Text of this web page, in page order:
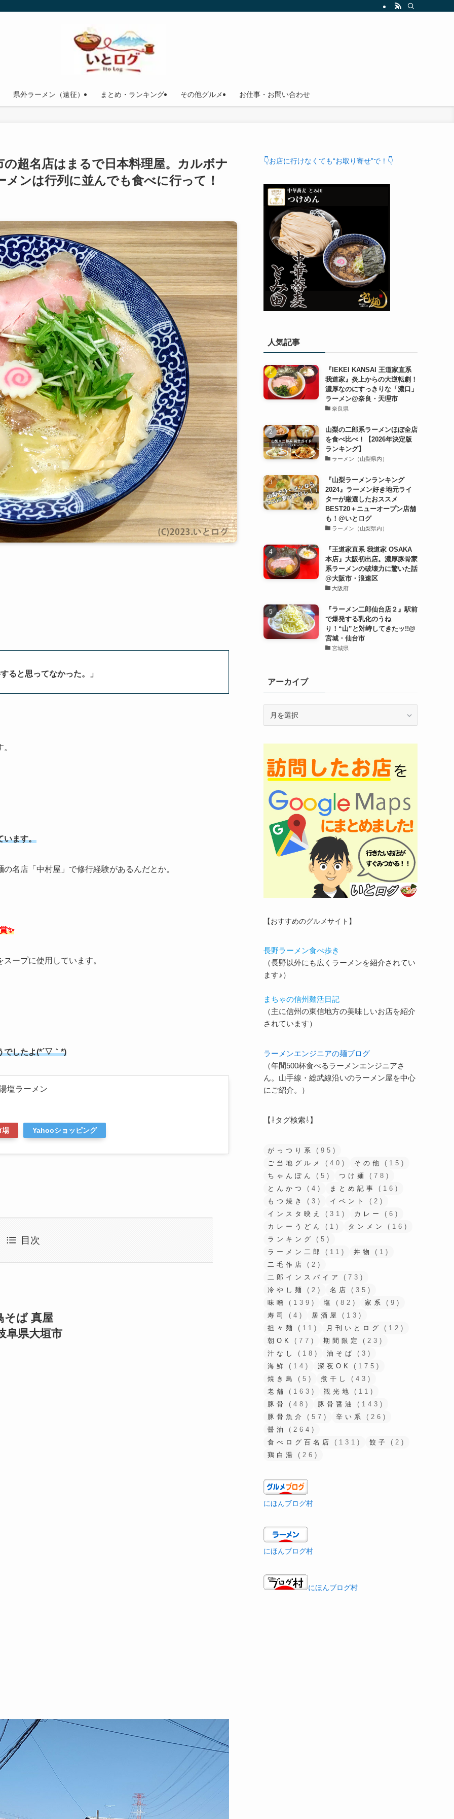
県外ラーメン（遠征） まとめ・ランキング その他グルメ お仕事・お問い合わせ
超名店はまるで日本料理屋。カルボナ
ンは行列に並んでも食べに行って！
ると思ってなかった。 」
います。
名店「中村屋」で修行経験があるんだとか。
✨
ープに使用しています。
でしたよ(*´▽｀*)
塩ラーメン
場 Yahooショッピング
目次
そば 真屋
阜県大垣市
👇お店に行けなくても“お取り寄せ”で！👇
人気記事
『IEKEI KANSAI 王道家直系
我道家』炎上からの大逆転劇！
濃厚なのにすっきりな「濃口」
ラーメン@奈良・天理市
奈良県
山梨の二郎系ラーメンほぼ全店
を食べ比べ！【2026年決定版
ランキング】
ラーメン（山梨県内）
『山梨ラーメンランキング
2024』ラーメン好き地元ライ
ターが厳選したおススメ
BEST20＋ニューオープン店舗
も！@いとログ
ラーメン（山梨県内）
『王道家直系 我道家 OSAKA
本店』大阪初出店。濃厚豚骨家
系ラーメンの破壊力に驚いた話
@大阪市・浪速区
大阪府
『ラーメン二郎仙台店２』駅前
で爆発する乳化のうね
り！“山”と対峙してきたッ!!@
宮城・仙台市
宮城県
アーカイブ
イ
【おすすめのグルメサイト】
長野ラーメン食べ歩き
（長野以外にも広くラーメンを紹介されてい
ます♪）
まちゃの信州麺活日記
（主に信州の東信地方の美味しいお店を紹介
されています）
ラーメンエンジニアの麺ブログ
（年間500杯食べるラーメンエンジニアさ
ん。山手線・総武線沿いのラーメン屋を中心
にご紹介。）
【⇩タグ検索⇩】
がっつり系
(95)
ご当地グルメ
(40) その他
(15)
ちゃんぽん
(5) つけ麺
(78)
とんかつ
(4) まとめ記事
(16)
もつ焼き
(3) イベント
(2)
インスタ映え
(31) カレー
(6)
カレーうどん
(1) タンメン
(16)
ランキング
(5)
ラーメン二郎
(11) 丼物
(1)
二毛作店
(2)
二郎インスパイア
(73)
冷やし麺
(2) 名店
(35)
味噌
(139) 塩 (82) 家系
(9)
寿司
(4) 居酒屋
(13)
担々麺
(11) 月刊いとログ
(12)
朝OK
(77) 期間限定
(23)
汁なし
(18) 油そば
(3)
海鮮
(14) 深夜OK
(175)
焼き鳥
(5) 煮干し
(43)
老舗
(163) 観光地
(11)
豚骨
(48) 豚骨醤油
(143)
豚骨魚介
(57) 辛い系
(26)
醤油
(264)
食べログ百名店
(131) 餃子
(2)
鶏白湯
(26)
にほんブログ村
にほんブログ村
にほんブログ村